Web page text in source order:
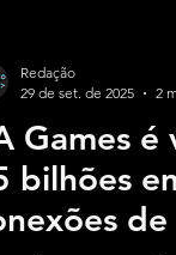
Games
bilhões
Redação
29 de set. de 2025
2